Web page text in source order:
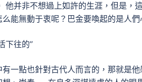
他并非不想過上如許的生涯，但是，
能無動于衷呢？巴金要喚起的是人
下往的”
一點也針對古代人而言的，那就是